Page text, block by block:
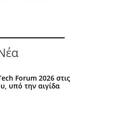
Forum 2026 στις
υπό την αιγίδα